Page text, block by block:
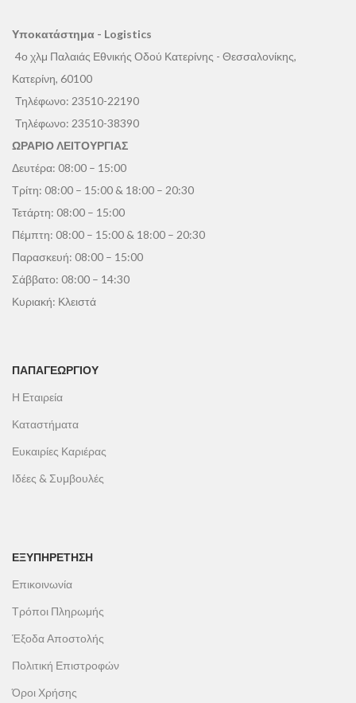
Υποκατάστημα - Logistics
4ο χλμ Παλαιάς Εθνικής Οδού Κατερίνης - Θεσσαλονίκης,
Κατερίνη, 60100
Τηλέφωνο: 23510-22190
Τηλέφωνο: 23510-38390
ΩΡΑΡΙΟ ΛΕΙΤΟΥΡΓΙΑΣ
Δευτέρα: 08:00 – 15:00
Τρίτη: 08:00 – 15:00 & 18:00 – 20:30
Τετάρτη: 08:00 – 15:00
Πέμπτη: 08:00 – 15:00 & 18:00 – 20:30
Παρασκευή: 08:00 – 15:00
Σάββατο: 08:00 – 14:30
Κυριακή: Κλειστά
ΠΑΠΑΓΕΩΡΓΊΟΥ
Η Εταιρεία
Καταστήματα
Ευκαιρίες Καριέρας
Ιδέες & Συμβουλές
ΕΞΥΠΗΡΕΤΗΣΗ
Επικοινωνία
Τρόποι Πληρωμής
Έξοδα Αποστολής
Πολιτική Επιστροφών
Όροι Χρήσης